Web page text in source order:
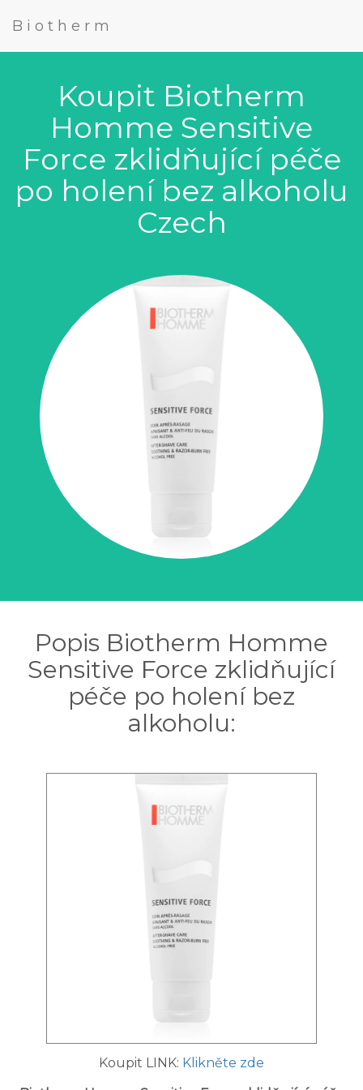
Biotherm
Koupit Biotherm
Homme Sensitive
Force zklidňující péče
po holení bez alkoholu
Czech
Popis Biotherm Homme
Sensitive Force zklidňující
péče po holení bez
alkoholu:
Koupit LINK: Klikněte zde